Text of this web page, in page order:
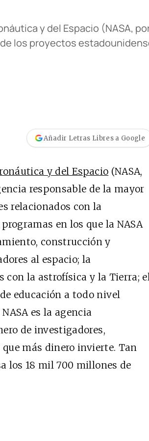
y del Espacio (NASA,
los proyectos
Añadir Letras Libres a Google
y del Espacio (NASA,
responsable de la mayor
relacionados con la
en los que la NASA
construcción y
al espacio; la
con la astrofísica y la Tierra;
educación a todo nivel
es la agencia
de investigadores,
más dinero invierte. Tan
los 18 mil 700 millones de
Cine desde los márgenes
EDICIÓN MÉXICO
SUSCRÍBETE